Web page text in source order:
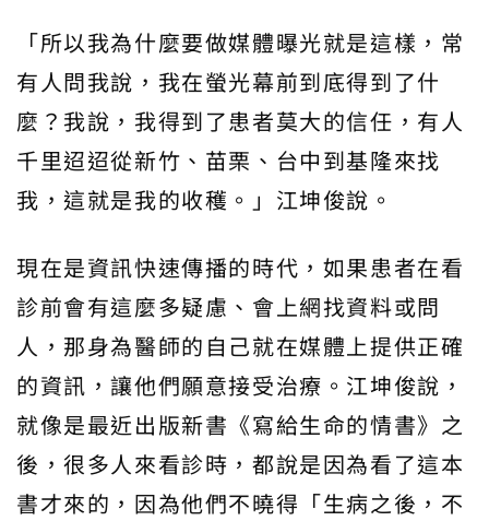
「所以我為什麼要做媒體曝光就是這樣，常
有人問我說，我在螢光幕前到底得到了什
麼？我說，我得到了患者莫大的信任，有人
千里迢迢從新竹、苗栗、台中到基隆來找
我，這就是我的收穫。」江坤俊說。
現在是資訊快速傳播的時代，如果患者在看
診前會有這麼多疑慮、會上網找資料或問
人，那身為醫師的自己就在媒體上提供正確
的資訊，讓他們願意接受治療。江坤俊說，
就像是最近出版新書《寫給生命的情書》之
後，很多人來看診時，都說是因為看了這本
書才來的，因為他們不曉得「生病之後，不